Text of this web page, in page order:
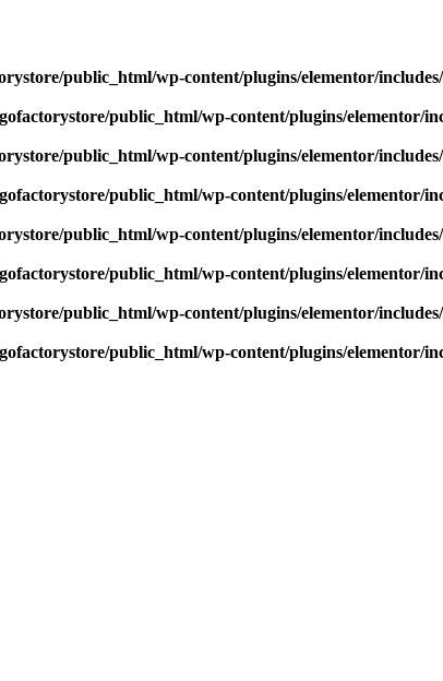
public_html/wp-content/plugins/elementor/
public_html/wp-content/plugins/elementor/
public_html/wp-content/plugins/elementor/
public_html/wp-content/plugins/elementor/
public_html/wp-content/plugins/elementor/
public_html/wp-content/plugins/elementor/
public_html/wp-content/plugins/elementor/
public_html/wp-content/plugins/elementor/